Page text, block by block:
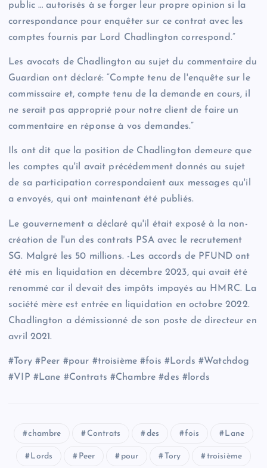
public … autorisés à se forger leur propre opinion si la
correspondance pour enquêter sur ce contrat avec les
comptes fournis par Lord Chadlington correspond.”
Les avocats de Chadlington au sujet du commentaire du
Guardian ont déclaré: “Compte tenu de l'enquête sur le
commissaire et, compte tenu de la demande en cours, il
ne serait pas approprié pour notre client de faire un
commentaire en réponse à vos demandes.”
Ils ont dit que la position de Chadlington demeure que
les comptes qu'il avait précédemment donnés au sujet
de sa participation correspondaient aux messages qu'il
a envoyés, qui ont maintenant été publiés.
Le gouvernement a déclaré qu'il était exposé à la non-
création de l'un des contrats PSA avec le recrutement
SG. Malgré les 50 millions. -Les accords de PFUND ont
été mis en liquidation en décembre 2023, qui avait été
renommé car il devait des impôts impayés au HMRC. La
société mère est entrée en liquidation en octobre 2022.
Chadlington a démissionné de son poste de directeur en
avril 2021.
#Tory #Peer #pour #troisième #fois #Lords #Watchdog
#VIP #Lane #Contrats #Chambre #des #lords
chambre Contrats des fois Lane
Lords Peer pour Tory troisième